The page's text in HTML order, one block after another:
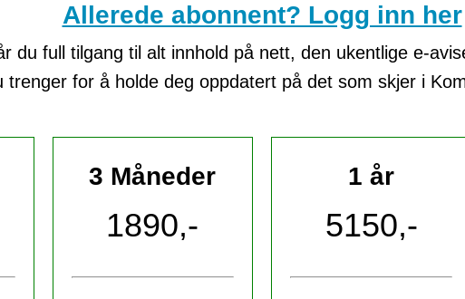
Allerede abonnent? Logg inn her
du full tilgang til alt innhold på nett, den ukentlige e-
trenger for å holde deg oppdatert på det som skjer i
3 Måneder
1890,-
1 år
5150,-